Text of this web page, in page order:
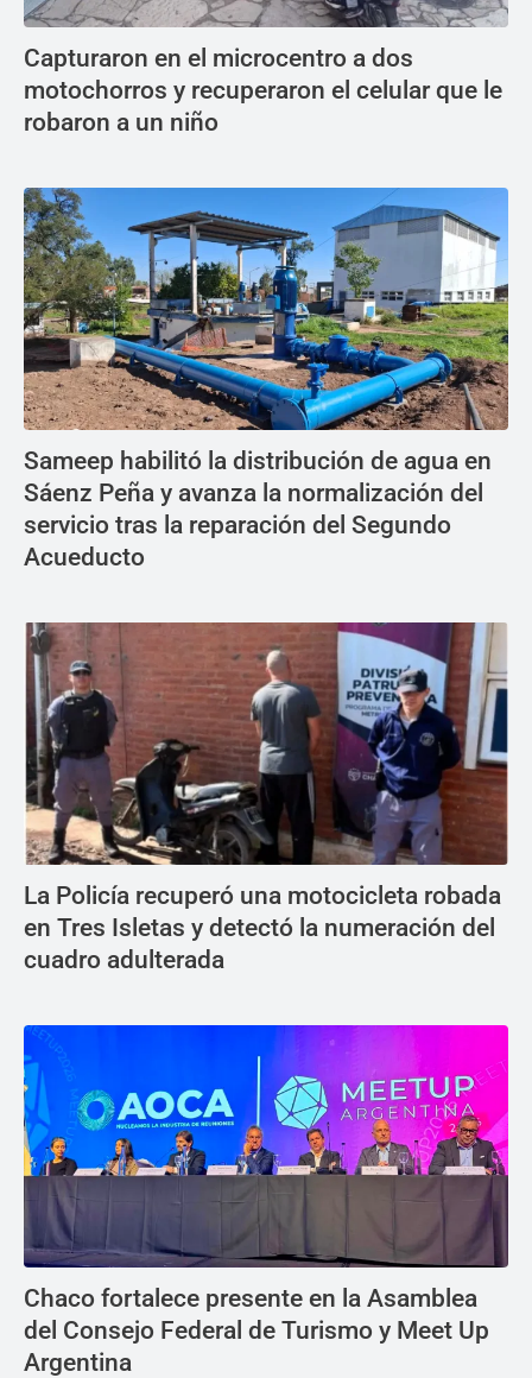
Capturaron en el microcentro a dos
motochorros y recuperaron el celular que le
robaron a un niño
Sameep habilitó la distribución de agua en
Sáenz Peña y avanza la normalización del
servicio tras la reparación del Segundo
Acueducto
La Policía recuperó una motocicleta robada
en Tres Isletas y detectó la numeración del
cuadro adulterada
Chaco fortalece presente en la Asamblea
del Consejo Federal de Turismo y Meet Up
Argentina